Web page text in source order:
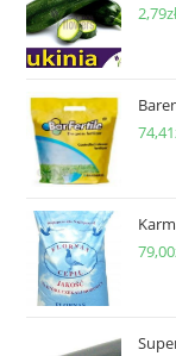
2,79
74,41
79,00